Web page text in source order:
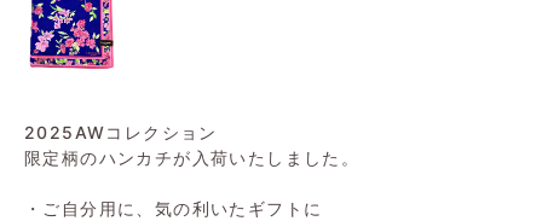
2025AWコレクション
限定柄のハンカチが入荷いたしました。
・ご自分用に、気の利いたギフトに